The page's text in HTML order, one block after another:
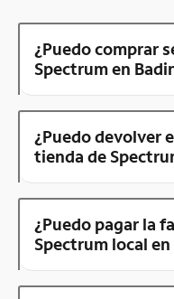
¿Puedo comprar
Spectrum en
¿Puedo devolver
tienda de
¿Puedo pagar la
Spectrum local en